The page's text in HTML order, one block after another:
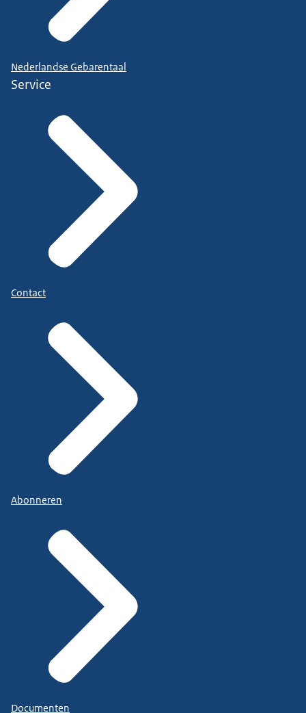
Nederlandse Gebarentaal
Service
Contact
Abonneren
Documenten